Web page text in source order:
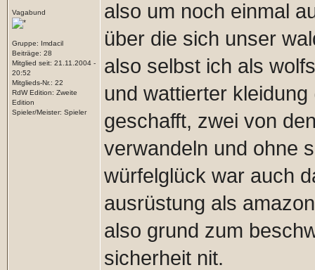
Vagabund
Gruppe: Imdacil
Beiträge: 28
Mitglied seit: 21.11.2004 -
20:52
Mitglieds-Nr.: 22
RdW Edition: Zweite
Edition
Spieler/Meister: Spieler
also um noch einmal
über die sich unser
also selbst ich als
und wattierter
geschafft, zwei von
verwandeln und ohne
würfelglück war auch
ausrüstung als
also grund zum
sicherheit nit.